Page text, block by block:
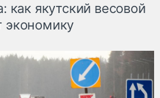
как якутский весовой
экономику